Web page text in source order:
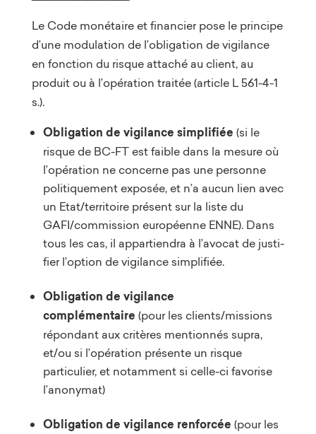
Le Code monétaire et financier pose le principe
d’une modulation de l’obligation de vigilance
en fonction du risque attaché au client, au
produit ou à l’opération traitée (article L 561-4-1
s.).
Obligation de vigilance simplifiée (si le
risque de BC-FT est faible dans la mesure où
l’opération ne concerne pas une personne
politiquement exposée, et n’a aucun lien avec
un Etat/territoire présent sur la liste du
GAFI/commission européenne ENNE). Dans
tous les cas, il appartiendra à l’avocat de justi-
fier l’option de vigilance simplifiée.
Obligation de vigilance
complémentaire (pour les clients/missions
répondant aux critères mentionnés supra,
et/ou si l’opération présente un risque
particulier, et notamment si celle-ci favorise
l’anonymat)
Obligation de vigilance renforcée (pour les